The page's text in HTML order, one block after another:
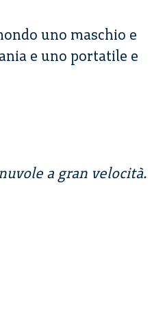
uno maschio e
e uno portatile e
a gran velocità.